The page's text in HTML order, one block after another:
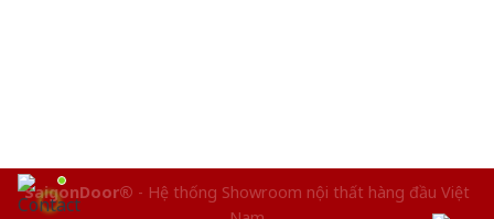
SaigonDoor® - Hệ thống Showroom nội thất hàng đầu Việt